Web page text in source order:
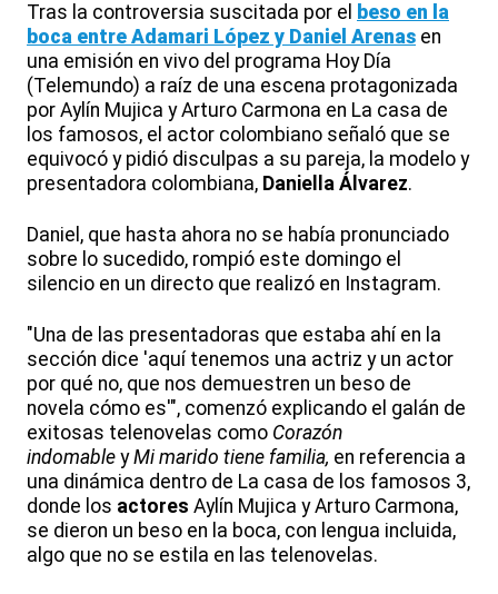
Tras la controversia suscitada por el beso en la
boca entre Adamari López y Daniel Arenas en
una emisión en vivo del programa Hoy Día
(Telemundo) a raíz de una escena protagonizada
por Aylín Mujica y Arturo Carmona en La casa de
los famosos, el actor colombiano señaló que se
equivocó y pidió disculpas a su pareja, la modelo y
presentadora colombiana, Daniella Álvarez.
Daniel, que hasta ahora no se había pronunciado
sobre lo sucedido, rompió este domingo el
silencio en un directo que realizó en Instagram.
"Una de las presentadoras que estaba ahí en la
sección dice 'aquí tenemos una actriz y un actor
por qué no, que nos demuestren un beso de
novela cómo es'", comenzó explicando el galán de
exitosas telenovelas como Corazón
indomable yMi marido tiene familia, en referencia a
una dinámica dentro de La casa de los famosos 3,
donde los actores Aylín Mujica y Arturo Carmona,
se dieron un beso en la boca, con lengua incluida,
algo que no se estila en las telenovelas.